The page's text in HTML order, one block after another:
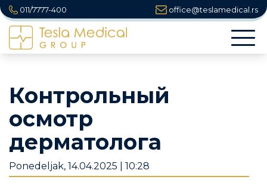
011/7777-400 office@teslamedical.rs
Контрольный
осмотр
дерматолога
Ponedeljak, 14.04.2025 | 10:28